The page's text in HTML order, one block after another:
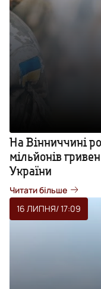
На Вінниччині
мільйонів
України
Читати більше
16 ЛИПНЯ/ 17:09